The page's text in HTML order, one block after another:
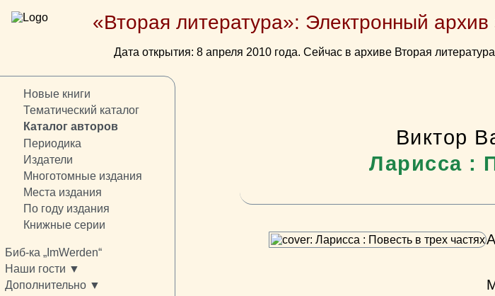
«Вторая литература»: Электронный
Дата открытия: 8 апреля 2010 года. Сейчас в архиве Вторая
Новые книги
Тематический каталог
Каталог авторов
Периодика
Издатели
Многотомные издания
Места издания
По году издания
Книжные серии
Биб-ка „ImWerden“
Наши гости ▼
Дополнительно ▼
Виктор
Ларисса :